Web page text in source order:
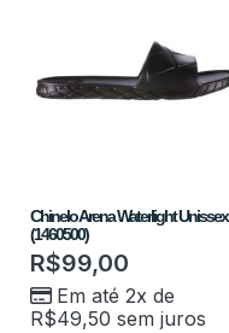
Chinelo Arena Waterlight Unissex
(1460500)
R$99,00
Em até 2x de
R$49,50 sem juros